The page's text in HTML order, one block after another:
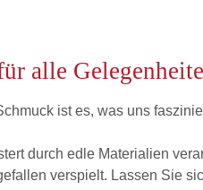
alle
ist es, was uns
durch edle Materialien
verspielt. Lassen Sie